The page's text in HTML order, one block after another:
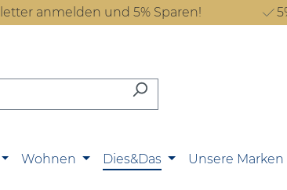
anmelden und 5% Sparen!
Wohnen Dies&Das Unsere Marken